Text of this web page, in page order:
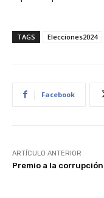
TAGS Elecciones2024
Facebook
ARTÍCULO ANTERIOR
Premio a la corrupción